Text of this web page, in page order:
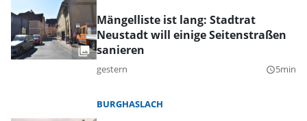
Mängelliste ist lang: Stadtrat
Neustadt will einige Seitenstraßen
sanieren
gestern query_builder5min
BURGHASLACH